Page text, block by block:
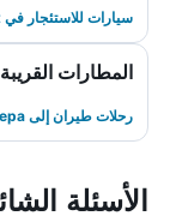
سيارات للاستئجار في Kuala Besut
المطارات القريبة
رحلات طيران إلى Pengkalan Chepa